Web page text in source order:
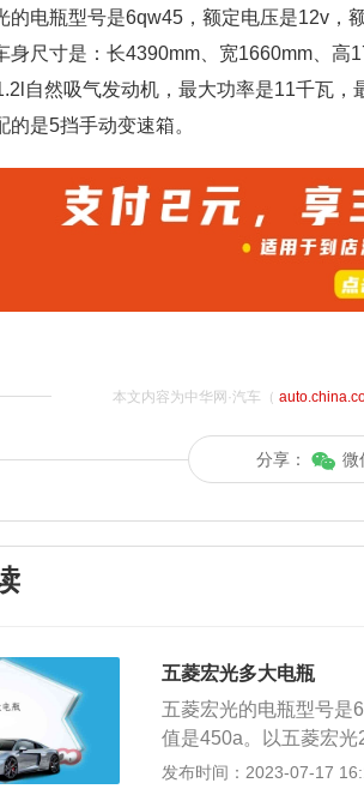
的电瓶型号是6qw45，额定电压是12v，
身尺寸是：长4390mm、宽1660mm、
自然吸气发动机，最大功率是11千瓦
的是5挡手动变速箱。
本文内容为中华网·汽车（
分享： 微
五菱宏光多大电瓶
五菱宏光的电瓶型号是
值是450a。以五菱宏
0mm、宽1660mm、高
发布时间：2023-07-17